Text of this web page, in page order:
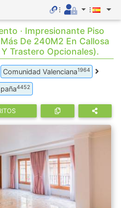
· Impresionante Piso
De 240M2 En Callosa
Trastero Opcionales).
Comunidad Valenciana1964
4452